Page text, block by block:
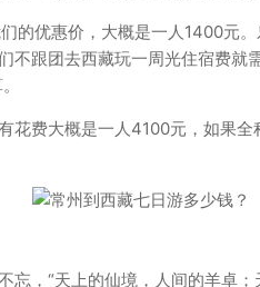
的优惠价，大概是一人1400元
不跟团去西藏玩一周光住宿费
花费大概是一人4100元，如果
忘，“天上的仙境，人间的羊卓